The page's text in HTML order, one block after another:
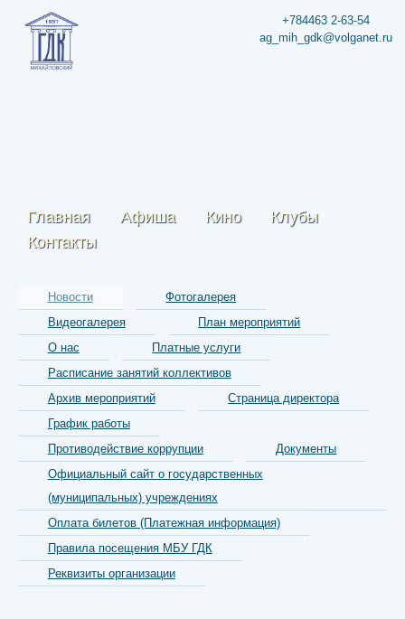
+784463 2-63-54
ag_mih_gdk@volganet.ru
Главная Афиша Кино
Клубы
Контакты
Новости
Фотогалерея
Видеогалерея
План мероприятий
О нас
Платные услуги
Расписание занятий коллективов
Архив мероприятий
Страница директора
График работы
Противодействие коррупции
Документы
Официальный сайт о государственных
(муниципальных) учреждениях
Оплата билетов (Платежная информация)
Правила посещения МБУ ГДК
Реквизиты организации